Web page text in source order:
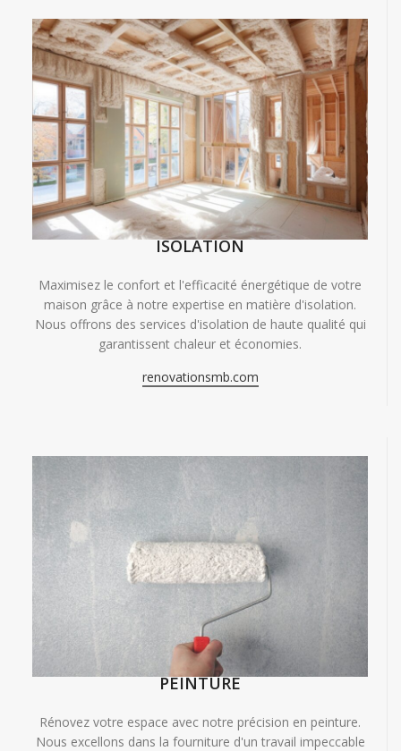
ISOLATION
Maximisez le confort et l'efficacité énergétique de votre
maison grâce à notre expertise en matière d'isolation.
Nous offrons des services d'isolation de haute qualité qui
garantissent chaleur et économies.
renovationsmb.com
PEINTURE
Rénovez votre espace avec notre précision en peinture.
Nous excellons dans la fourniture d'un travail impeccable